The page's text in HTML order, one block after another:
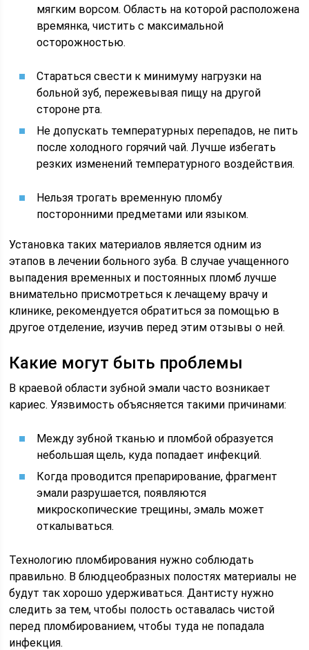
мягким ворсом. Область на которой расположена
времянка, чистить с максимальной
осторожностью.
Стараться свести к минимуму нагрузки на
больной зуб, пережевывая пищу на другой
стороне рта.
Не допускать температурных перепадов, не пить
после холодного горячий чай. Лучше избегать
резких изменений температурного воздействия.
Нельзя трогать временную пломбу
посторонними предметами или языком.
Установка таких материалов является одним из
этапов в лечении больного зуба. В случае учащенного
выпадения временных и постоянных пломб лучше
внимательно присмотреться к лечащему врачу и
клинике, рекомендуется обратиться за помощью в
другое отделение, изучив перед этим отзывы о ней.
Какие могут быть проблемы
В краевой области зубной эмали часто возникает
кариес. Уязвимость объясняется такими причинами:
Между зубной тканью и пломбой образуется
небольшая щель, куда попадает инфекций.
Когда проводится препарирование, фрагмент
эмали разрушается, появляются
микроскопические трещины, эмаль может
откалываться.
Технологию пломбирования нужно соблюдать
правильно. В блюдцеобразных полостях материалы не
будут так хорошо удерживаться. Дантисту нужно
следить за тем, чтобы полость оставалась чистой
перед пломбированием, чтобы туда не попадала
инфекция.